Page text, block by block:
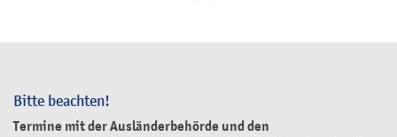
Bitte beachten!
Termine mit der Ausländerbehörde und den